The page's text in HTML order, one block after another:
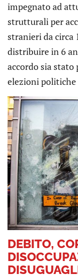
impegnato ad
strutturali per
stranieri da circa
distribuire in 6
accordo sia
elezioni politiche
DEBITO,